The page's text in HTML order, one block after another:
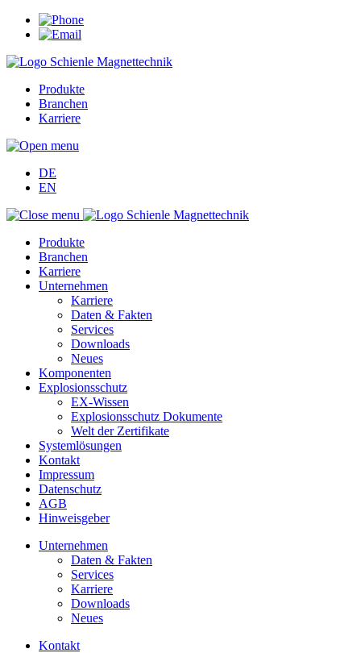
Produkte
Branchen
Karriere
DE
EN
Produkte
Branchen
Karriere
Unternehmen
Karriere
Daten & Fakten
Services
Downloads
Neues
Komponenten
Explosionsschutz
EX-Wissen
Explosionsschutz Dokumente
Welt der Zertifikate
Systemlösungen
Kontakt
Impressum
Datenschutz
AGB
Hinweisgeber
Unternehmen
Daten & Fakten
Services
Karriere
Downloads
Neues
Kontakt